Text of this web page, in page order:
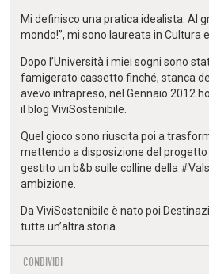
Mi definisco una pratica idealista. Al
mondo!”, mi sono laureata in Cultura
Dopo l’Università i miei sogni sono
famigerato cassetto finché, stanca
avevo intrapreso, nel Gennaio 2012
il blog ViviSostenibile.
Quel gioco sono riuscita poi a
mettendo a disposizione del
gestito un b&b sulle colline della
ambizione.
Da ViviSostenibile è nato poi
tutta un’altra storia…
CONDIVIDI